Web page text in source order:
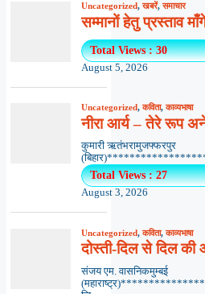
Uncategorized,खबरें,समाचार
सम्मानों हेतु प्रस्ताव
Total Views : 30
August 5, 2026
Uncategorized,कविता,काव्यभाषा
नीरा आर्य – तेरे रूप
कुमारी ऋतंभरामुजफ्फरपुर
Total Views : 27
August 3, 2026
Uncategorized,कविता,काव्यभाषा
दोस्ती-दिल से दिल की
संजय एम. वासनिकमुम्बई